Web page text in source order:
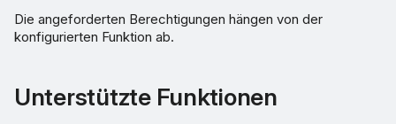
Die angeforderten Berechtigungen hängen von der
konfigurierten Funktion ab.
Unterstützte Funktionen